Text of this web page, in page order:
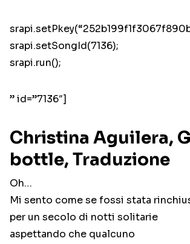
srapi.setSongId(7136);
srapi.run();
” id=”7136″]
Christina Aguilera,
bottle, Traduzione
Oh…
Mi sento come se fossi stata
per un secolo di notti solitarie
aspettando che qualcuno